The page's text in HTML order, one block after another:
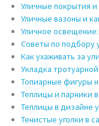
Уличные покрытия и
Уличные вазоны и
Уличное
Советы по подбору
Как ухаживать за
Укладка
Топиарные фигуры
Теплицы и парники
Теплицы в дизайне
Тенистые уголки в